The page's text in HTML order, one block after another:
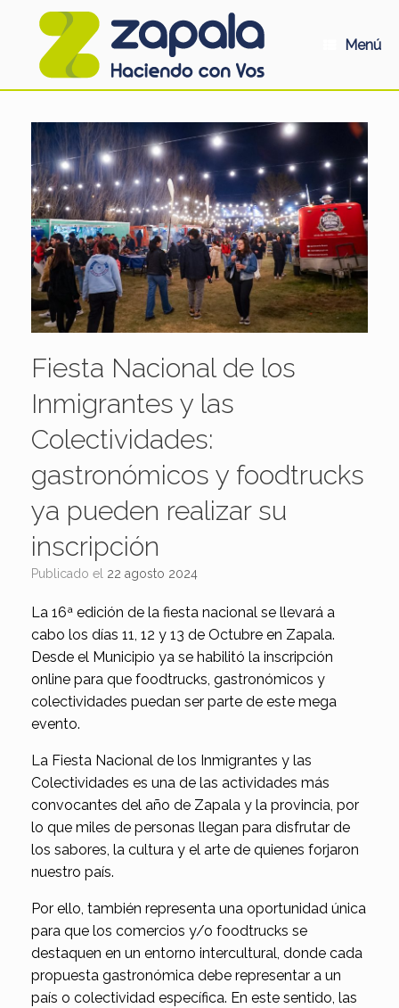
Menú
Fiesta Nacional de los
Inmigrantes y las
Colectividades:
gastronómicos y foodtrucks
ya pueden realizar su
inscripción
Publicado el 22 agosto 2024
La 16ª edición de la fiesta nacional se llevará a
cabo los días 11, 12 y 13 de Octubre en Zapala.
Desde el Municipio ya se habilitó la inscripción
online para que foodtrucks, gastronómicos y
colectividades puedan ser parte de este mega
evento.
La Fiesta Nacional de los Inmigrantes y las
Colectividades es una de las actividades más
convocantes del año de Zapala y la provincia, por
lo que miles de personas llegan para disfrutar de
los sabores, la cultura y el arte de quienes forjaron
nuestro país.
Por ello, también representa una oportunidad única
para que los comercios y/o foodtrucks se
destaquen en un entorno intercultural, donde cada
propuesta gastronómica debe representar a un
país o colectividad específica. En este sentido, las